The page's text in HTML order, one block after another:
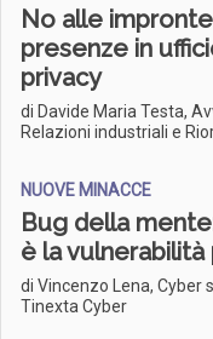
No alle
presenze in
privacy
di Davide Maria Testa,
Relazioni industriali e
NUOVE MINACCE
Bug della
è la
di Vincenzo Lena, Cyber
Tinexta Cyber